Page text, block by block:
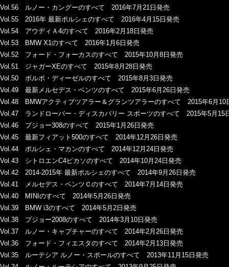
Vol.56 ルノー・カングーのすべて 2016年7月21日発売
Vol.55 2016年 最新ポルシェのすべて 2016年4月15日発売
Vol.54 アウディＡ4のすべて 2016年2月18日発売
Vol.53 BMW X1のすべて 2016年1月6日発売
Vol.52 フォード・フォーカスのすべて 2015年10月8日発売
Vol.51 ジャガーXEのすべて 2015年8月28日発売
Vol.50 ボルボ・ディーゼルのすべて 2015年8月3日発売
Vol.49 最新メルセデス・ベンツのすべて 2015年6月26日発売
Vol.48 BMWアクティブツアラー＆グランツアラーのすべて 2015年6月10
Vol.47 ランドローバー・ディスカバリー スポーツのすべて 2015年5月15
Vol.46 プジョー308のすべて 2015年1月26日発売
Vol.45 最新フィアット500のすべて 2014年12月26日発売
Vol.44 ポルシェ・マカンのすべて 2014年12月24日発売
Vol.43 シトロエンC4ピカソのすべて 2014年10月24日発売
Vol.42 2014-2015年 最新ポルシェのすべて 2014年9月26日発売
Vol.41 メルセデス・ベンツＣのすべて 2014年7月14日発売
Vol.40 MINIのすべて 2014年5月26日発売
Vol.39 BMW i3のすべて 2014年5月2日発売
Vol.38 プジョー2008のすべて 2014年3月10日発売
Vol.37 ルノー・キャプチャーのすべて 2014年2月26日発売
Vol.36 フォード・フィエスタのすべて 2014年2月13日発売
Vol.35 ルーテシア ルノー・スポールのすべて 2013年11月15日発売